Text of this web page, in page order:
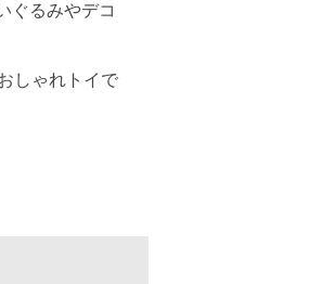
ぐるみやデコ
しゃれトイで